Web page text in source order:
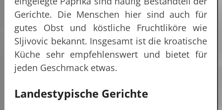
Gerichte. Die Menschen hier sind auch für
gutes Obst und köstliche Fruchtliköre wie
Sljivovic bekannt. Insgesamt ist die kroatische
Küche sehr empfehlenswert und bietet für
jeden Geschmack etwas.
Landestypische Gerichte